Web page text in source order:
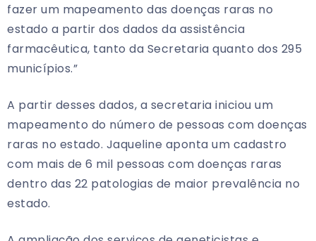
fazer um mapeamento das doenças raras no
estado a partir dos dados da assistência
farmacêutica, tanto da Secretaria quanto dos 295
municípios.”
A partir desses dados, a secretaria iniciou um
mapeamento do número de pessoas com doenças
raras no estado. Jaqueline aponta um cadastro
com mais de 6 mil pessoas com doenças raras
dentro das 22 patologias de maior prevalência no
estado.